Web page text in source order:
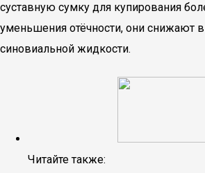
суставную сумку для купирования
уменьшения отёчности, они снижают
синовиальной жидкости.
Читайте также: